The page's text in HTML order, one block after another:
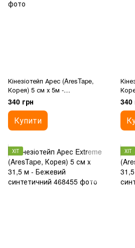
Кінезіотейп Арес (AresTape,
Корея) 5 см х 5м -
Помаранчевий
340 грн
Купити
340
ХІТ ХІТ